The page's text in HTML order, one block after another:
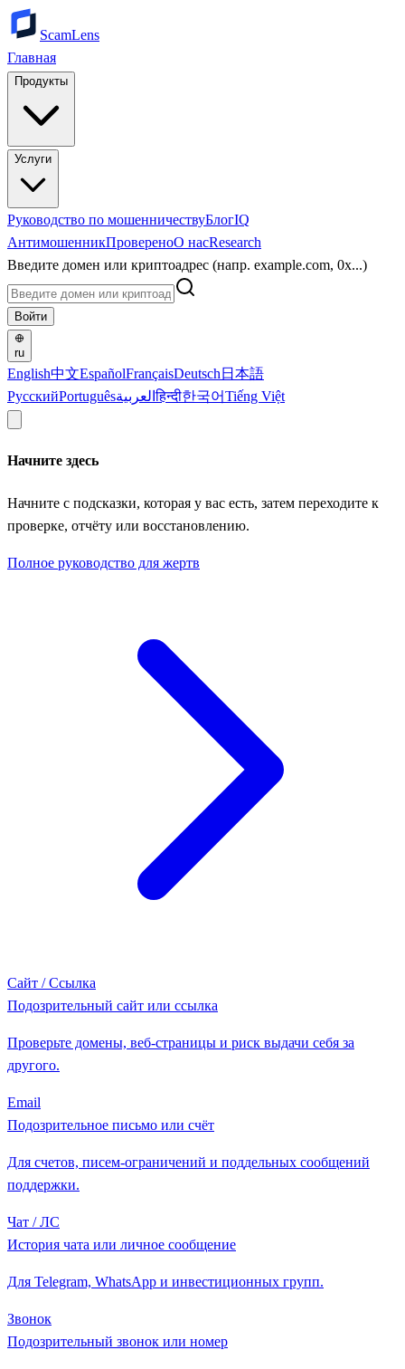
ScamLens
Главная
Продукты
Услуги
Руководство по мошенничествуБлогIQ
АнтимошенникПровереноО насResearch
Введите домен или криптоадрес (напр. example.com, 0x...)
Войти
ru
English中文EspañolFrançaisDeutsch 日本語
РусскийPortuguêsالعربيةहिन्दी한국어Tiếng Việt
Начните здесь
Начните с подсказки, которая у вас есть, затем переходите к
проверке, отчёту или восстановлению.
Полное руководство для жертв
Сайт / Ссылка
Подозрительный сайт или ссылка
Проверьте домены, веб-страницы и риск выдачи себя за
другого.
Email
Подозрительное письмо или счёт
Для счетов, писем-ограничений и поддельных сообщений
поддержки.
Чат / ЛС
История чата или личное сообщение
Для Telegram, WhatsApp и инвестиционных групп.
Звонок
Подозрительный звонок или номер